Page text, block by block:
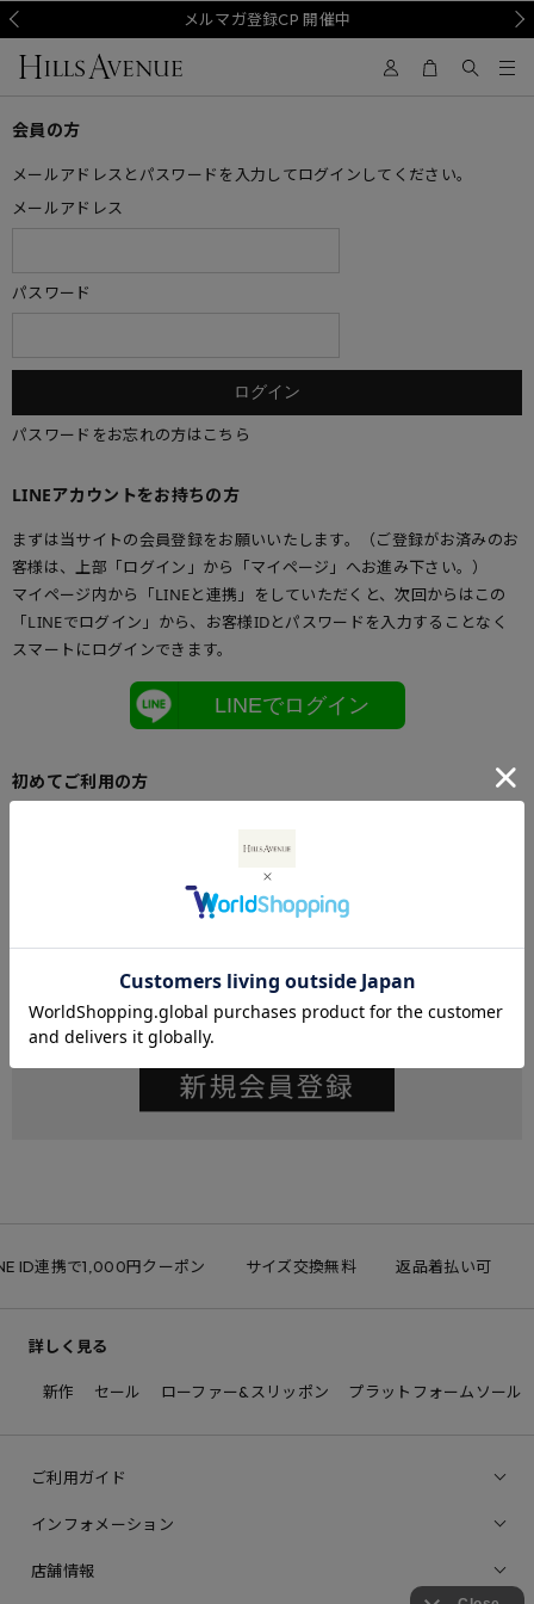
メルマガ登録CP 開催中
会員の方
メールアドレスとパスワードを入力してログインしてください。
メールアドレス
パスワード
パスワードをお忘れの方はこちら
LINEアカウントをお持ちの方
まずは当サイトの会員登録をお願いいたします。（ご登録がお済みのお
客様は、上部「ログイン」から「マイページ」へお進み下さい。）
マイページ内から「LINEと連携」をしていただくと、次回からはこの
「LINEでログイン」から、お客様IDとパスワードを入力することなく
スマートにログインできます。
LINEでログイン
初めてご利用の方
メールアドレスとパスワードを登録しておくと便利にお買い物ができる
ID連携で1,000円クーポン サイズ交換無料 返品着払い可
詳しく見る
新作 セール ローファー&スリッポン プラットフォームソール
ご利用ガイド
インフォメーション
店舗情報